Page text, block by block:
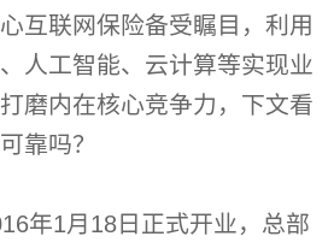
互联网保险备受瞩目，利用
人工智能、云计算等实现业
磨内在核心竞争力，下文看
靠吗？
年1月18日正式开业，总部